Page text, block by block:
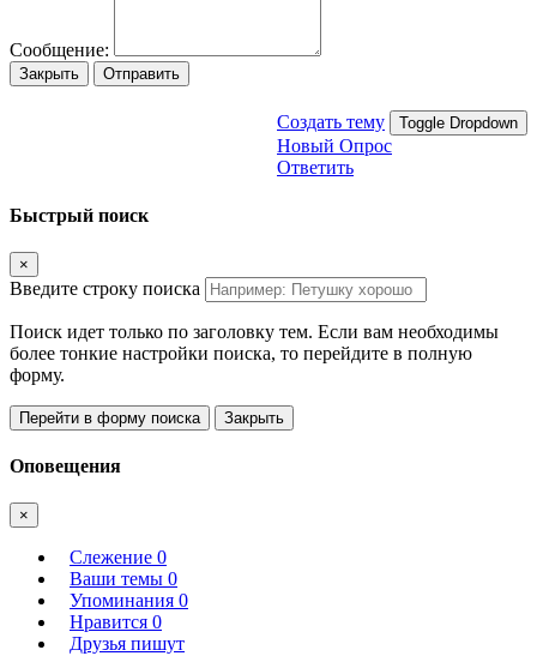
Сообщение:
Закрыть Отправить
Создать тему Toggle Dropdown
Новый Опрос
Ответить
Быстрый поиск
×
Введите строку поиска
Поиск идет только по заголовку тем. Если вам необходимы
более тонкие настройки поиска, то перейдите в полную
форму.
Перейти в форму поиска Закрыть
Оповещения
×
Слежение 0
Ваши темы 0
Упоминания 0
Нравится 0
Друзья пишут